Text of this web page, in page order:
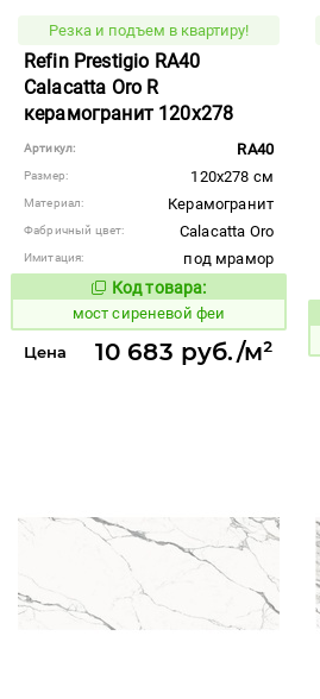
Резка и подъем в квартиру!
Refin Prestigio RA40
Calacatta Oro R
керамогранит 120x278
Артикул: RA40
Размер: 120x278 см
Материал: Керамогранит
Фабричный цвет: Calacatta Oro
Имитация:
под мрамор
Код товара:
1026488Код товара:
мост сиреневой феи
Цена 10 683 руб./м²